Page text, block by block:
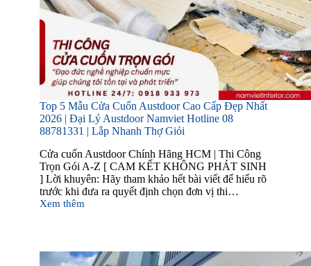
Top 5 Mẫu Cửa Cuốn Austdoor Cao Cấp Đẹp Nhất
2026 | Đại Lý Austdoor Namviet Hotline 08
88781331 | Lắp Nhanh Thợ Giỏi
Cửa cuốn Austdoor Chính Hãng HCM | Thi Công
Trọn Gói A-Z [ CAM KẾT KHÔNG PHÁT SINH
] Lời khuyên: Hãy tham khảo hết bài viết để hiểu rõ
trước khi đưa ra quyết định chọn đơn vị thi…
Xem thêm